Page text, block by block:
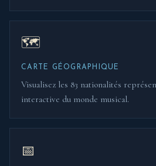
🗺
CARTE GÉOGRAPHIQUE
Visualisez les 83 nationalités
interactive du monde musical.
📅